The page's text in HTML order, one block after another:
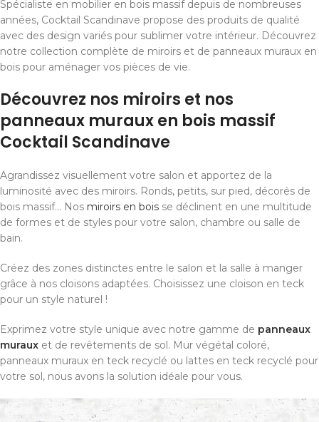
Spécialiste en mobilier en bois massif depuis de nombreuses
années, Cocktail Scandinave propose des produits de qualité
avec des design variés pour sublimer votre intérieur. Découvrez
notre collection complète de miroirs et de panneaux muraux en
bois pour aménager vos pièces de vie.
Découvrez nos miroirs et nos
panneaux muraux en bois massif
Cocktail Scandinave
Agrandissez visuellement votre salon et apportez de la
luminosité avec des miroirs. Ronds, petits, sur pied, décorés de
bois massif… Nos miroirs en bois se déclinent en une multitude
de formes et de styles pour votre salon, chambre ou salle de
bain.
Créez des zones distinctes entre le salon et la salle à manger
grâce à nos cloisons adaptées. Choisissez une cloison en teck
pour un style naturel !
Exprimez votre style unique avec notre gamme de panneaux
muraux et de revêtements de sol. Mur végétal coloré,
panneaux muraux en teck recyclé ou lattes en teck recyclé pour
votre sol, nous avons la solution idéale pour vous.